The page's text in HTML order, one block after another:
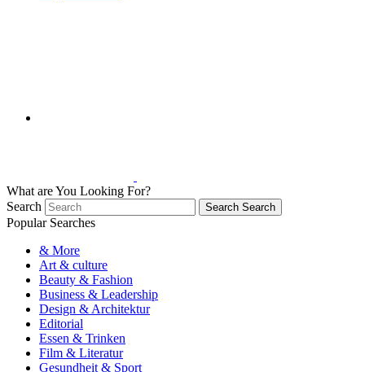
What are You Looking For?
Search
Search Search
Popular Searches
& More
Art & culture
Beauty & Fashion
Business & Leadership
Design & Architektur
Editorial
Essen & Trinken
Film & Literatur
Gesundheit & Sport